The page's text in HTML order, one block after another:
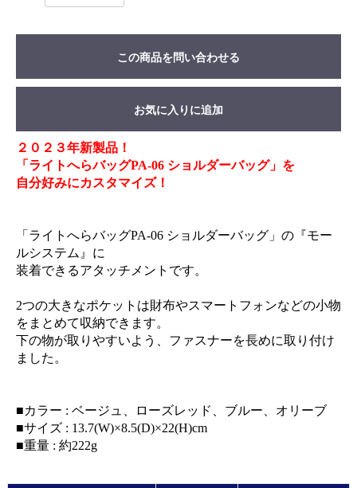
この商品を問い合わせる
お気に入りに追加
２０２３年新製品！
「ライトへらバッグPA-06 ショルダーバッグ」を
自分好みにカスタマイズ！
「ライトへらバッグPA-06 ショルダーバッグ」の『モー
ルシステム』に
装着できるアタッチメントです。
2つの大きなポケットは財布やスマートフォンなどの小物
をまとめて収納できます。
下の物が取りやすいよう、ファスナーを長めに取り付け
ました。
■カラー : ベージュ、ローズレッド、ブルー、オリーブ
■サイズ : 13.7(W)×8.5(D)×22(H)cm
■重量 : 約222g